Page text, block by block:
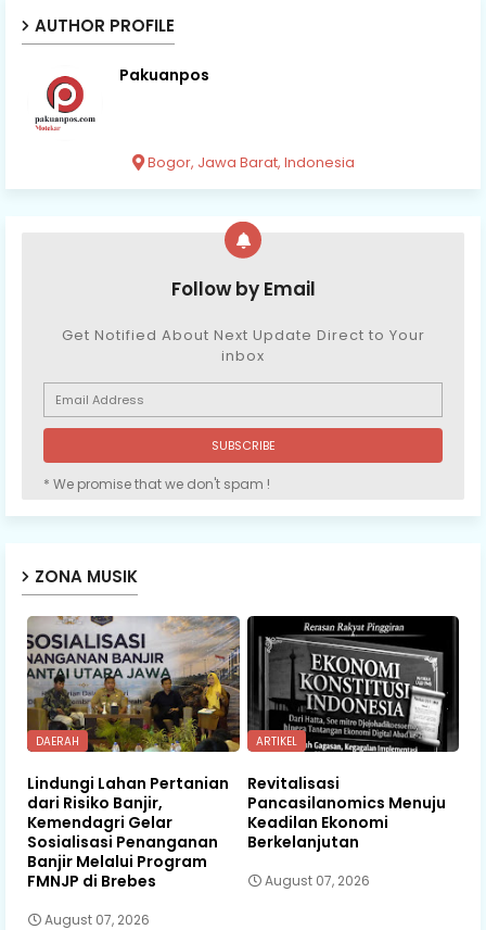
AUTHOR PROFILE
Pakuanpos
Bogor, Jawa Barat, Indonesia
Follow by Email
Get Notified About Next Update Direct to Your
inbox
* We promise that we don't spam !
ZONA MUSIK
DAERAH
Lindungi Lahan Pertanian
dari Risiko Banjir,
Kemendagri Gelar
Sosialisasi Penanganan
Banjir Melalui Program
FMNJP di Brebes
August 07, 2026
ARTIKEL
Revitalisasi
Pancasilanomics Menuju
Keadilan Ekonomi
Berkelanjutan
August 07, 2026